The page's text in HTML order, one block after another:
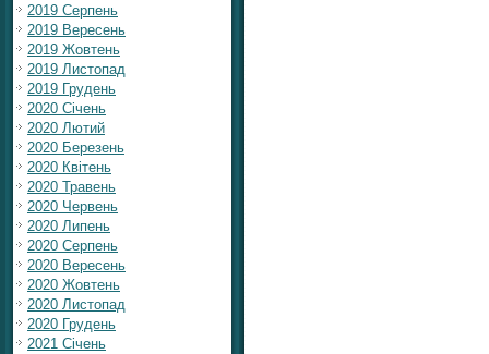
2019 Серпень
2019 Вересень
2019 Жовтень
2019 Листопад
2019 Грудень
2020 Січень
2020 Лютий
2020 Березень
2020 Квітень
2020 Травень
2020 Червень
2020 Липень
2020 Серпень
2020 Вересень
2020 Жовтень
2020 Листопад
2020 Грудень
2021 Січень